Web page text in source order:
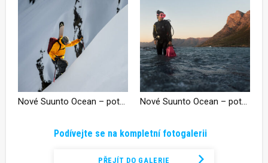
Podívejte se na kompletní fotogalerii
PŘEJÍT DO GALERIE